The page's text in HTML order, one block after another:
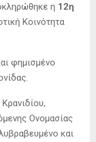
η 12η
Κοινότητα
φημισμένο
Ονομασίας
και